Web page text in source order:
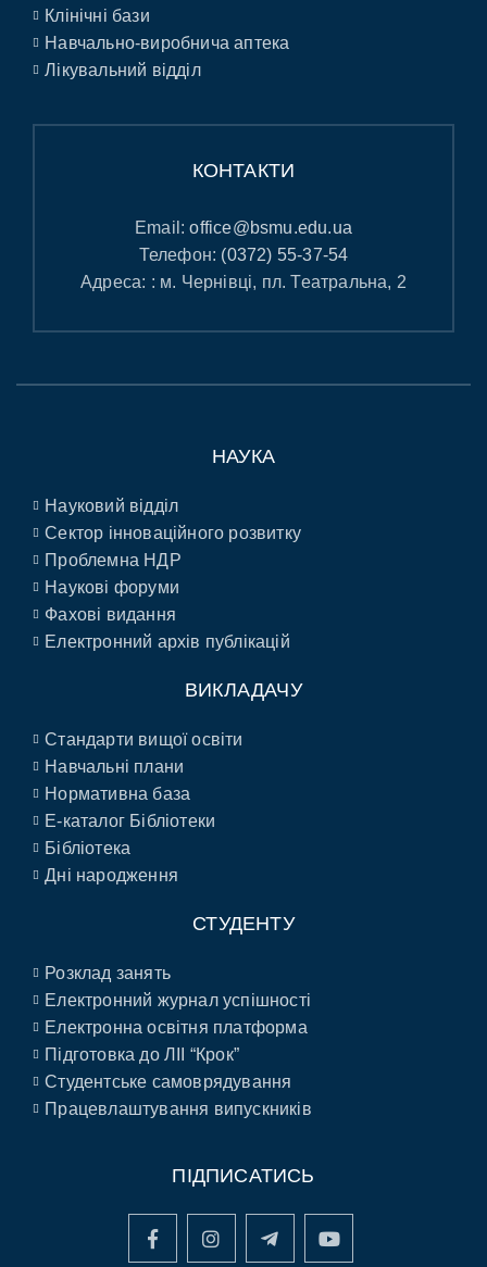
Клінічні бази
Навчально-виробнича аптека
Лікувальний відділ
КОНТАКТИ
Email:office@bsmu.edu.ua
Телефон: (0372) 55-37-54
Адреса: : м. Чернівці, пл. Театральна, 2
НАУКА
Науковий відділ
Сектор інноваційного розвитку
Проблемна НДР
Наукові форуми
Фахові видання
Електронний архів публікацій
ВИКЛАДАЧУ
Стандарти вищої освіти
Навчальні плани
Нормативна база
E-каталог Бібліотеки
Бібліотека
Дні народження
СТУДЕНТУ
Розклад занять
Електронний журнал успішності
Електронна освітня платформа
Підготовка до ЛІІ “Крок”
Студентське самоврядування
Працевлаштування випускників
ПІДПИСАТИСЬ